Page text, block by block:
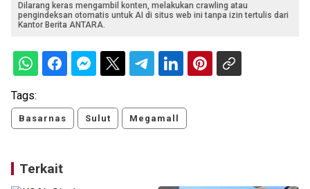
Dilarang keras mengambil konten, melakukan crawling atau
pengindeksan otomatis untuk AI di situs web ini tanpa izin tertulis dari
Kantor Berita ANTARA.
Tags:
Basarnas Sulut Megamall
Terkait